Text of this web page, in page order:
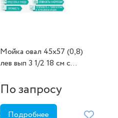
Мойка овал 45х57 (0,8)
лев вып 3 1/2 18 см с
По запросу
Подробнее